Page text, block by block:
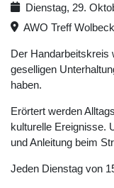
Dienstag, 29.
AWO Treff Wolbeck
Der Handarbeitskreis
geselligen
haben.
Erörtert werden
kulturelle Ereignisse.
und Anleitung beim
Jeden Dienstag von